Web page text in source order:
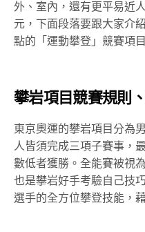
外、室內，還有更平易近
元，下面段落要跟大家介
點的「運動攀登」競賽項
攀岩項目競賽規則
東京奧運的攀岩項目分為
人皆須完成三項子賽事，
數低者獲勝。全能賽被視
也是攀岩好手考驗自己技
選手的全方位攀登技能，